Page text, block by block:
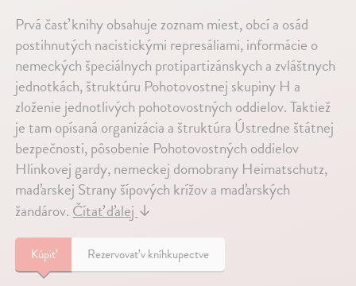
Prvá časť knihy obsahuje zoznam miest, obcí a osád
postihnutých nacistickými represáliami, informácie o
nemeckých špeciálnych protipartizánskych a zvláštnych
jednotkách, štruktúru Pohotovostnej skupiny H a
zloženie jednotlivých pohotovostných oddielov. Taktiež
je tam opísaná organizácia a štruktúra Ústredne štátnej
bezpečnosti, pôsobenie Pohotovostných oddielov
Hlinkovej gardy, nemeckej domobrany Heimatschutz,
maďarskej Strany šípových krížov a maďarských
žandárov.Čítať ďalej↓
Kúpiť Rezervovať v kníhkupectve